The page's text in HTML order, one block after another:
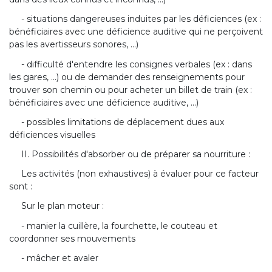
- situations dangereuses induites par les déficiences (ex :
bénéficiaires avec une déficience auditive qui ne perçoivent
pas les avertisseurs sonores, ...)
- difficulté d'entendre les consignes verbales (ex : dans
les gares, ...) ou de demander des renseignements pour
trouver son chemin ou pour acheter un billet de train (ex :
bénéficiaires avec une déficience auditive, ...)
- possibles limitations de déplacement dues aux
déficiences visuelles
II. Possibilités d'absorber ou de préparer sa nourriture :
Les activités (non exhaustives) à évaluer pour ce facteur
sont :
Sur le plan moteur :
- manier la cuillère, la fourchette, le couteau et
coordonner ses mouvements
- mâcher et avaler